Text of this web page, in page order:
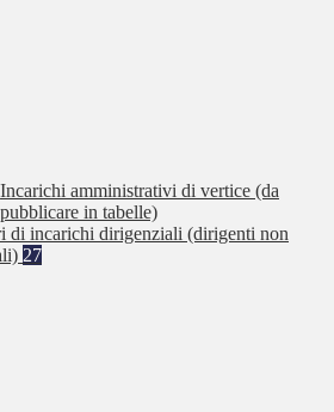
Incarichi amministrativi di vertice (da
pubblicare in tabelle)
di incarichi dirigenziali (dirigenti non
27